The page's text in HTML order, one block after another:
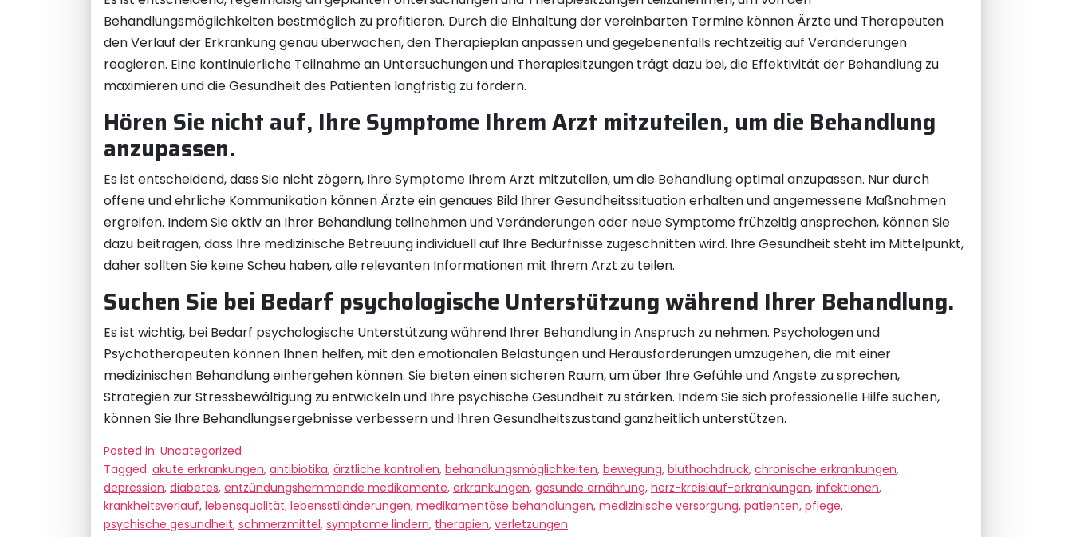
Behandlungsmöglichkeiten bestmöglich zu profitieren. Durch die Einhaltung der vereinbarten Termine können Ärzte und Therapeuten
den Verlauf der Erkrankung genau überwachen, den Therapieplan anpassen und gegebenenfalls rechtzeitig auf Veränderungen
reagieren. Eine kontinuierliche Teilnahme an Untersuchungen und Therapiesitzungen trägt dazu bei, die Effektivität der Behandlung zu
maximieren und die Gesundheit des Patienten langfristig zu fördern.
Hören Sie nicht auf, Ihre Symptome Ihrem Arzt mitzuteilen, um die Behandlung
anzupassen.
Es ist entscheidend, dass Sie nicht zögern, Ihre Symptome Ihrem Arzt mitzuteilen, um die Behandlung optimal anzupassen. Nur durch
offene und ehrliche Kommunikation können Ärzte ein genaues Bild Ihrer Gesundheitssituation erhalten und angemessene Maßnahmen
ergreifen. Indem Sie aktiv an Ihrer Behandlung teilnehmen und Veränderungen oder neue Symptome frühzeitig ansprechen, können Sie
dazu beitragen, dass Ihre medizinische Betreuung individuell auf Ihre Bedürfnisse zugeschnitten wird. Ihre Gesundheit steht im Mittelpunkt,
daher sollten Sie keine Scheu haben, alle relevanten Informationen mit Ihrem Arzt zu teilen.
Suchen Sie bei Bedarf psychologische Unterstützung während Ihrer Behandlung.
Es ist wichtig, bei Bedarf psychologische Unterstützung während Ihrer Behandlung in Anspruch zu nehmen. Psychologen und
Psychotherapeuten können Ihnen helfen, mit den emotionalen Belastungen und Herausforderungen umzugehen, die mit einer
medizinischen Behandlung einhergehen können. Sie bieten einen sicheren Raum, um über Ihre Gefühle und Ängste zu sprechen,
Strategien zur Stressbewältigung zu entwickeln und Ihre psychische Gesundheit zu stärken. Indem Sie sich professionelle Hilfe suchen,
können Sie Ihre Behandlungsergebnisse verbessern und Ihren Gesundheitszustand ganzheitlich unterstützen.
Posted in: Uncategorized
Tagged: akute erkrankungen, antibiotika, ärztliche kontrollen, behandlungsmöglichkeiten, bewegung, bluthochdruck, chronische erkrankungen,
depression, diabetes, entzündungshemmende medikamente, erkrankungen, gesunde ernährung, herz-kreislauf-erkrankungen, infektionen,
krankheitsverlauf, lebensqualität, lebensstiländerungen, medikamentöse behandlungen, medizinische versorgung, patienten, pflege,
psychische gesundheit, schmerzmittel, symptome lindern, therapien, verletzungen